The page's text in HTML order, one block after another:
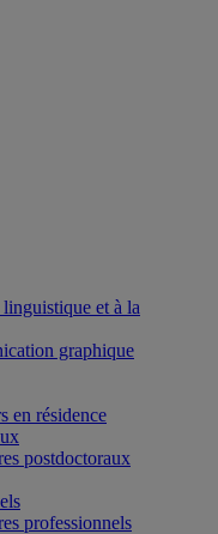
et à la
graphique
en résidence
postdoctoraux
professionnels